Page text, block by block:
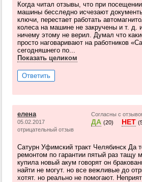
Когда читал отзывы, что при
машины бесследно исчезают
ключи, перестает работать
колеса на машине не закручены и т. д.
ничему этому не верил. Думал что
просто наговаривают на работников
сегодняшнего по...
Показать целиком
Ответить
елена
05.02.2017
отрицательный отзыв
Согласны с
ДА (20) НЕТ
Сатурн Уфимский тракт Челябинск Да
ремонтом по гарантии пятый раз тащу
купила новый акум говорят он
найти не могут. но все вежливые до
хотят. но реально не помогают.